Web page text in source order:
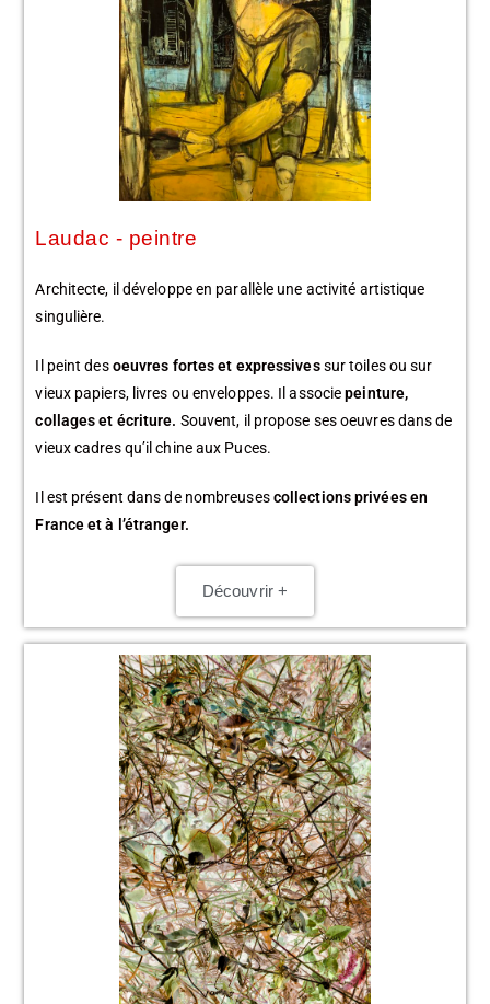
Laudac - peintre
Architecte, il développe en parallèle une activité artistique
singulière.
Il peint desoeuvres fortes et expressivessur toiles ou sur
vieux papiers, livres ou enveloppes. Il associepeinture,
collages et écriture. Souvent, il propose ses oeuvres dans de
vieux cadres qu’il chine aux Puces.
Il est présent dans de nombreusescollections privées en
France et à l’étranger.
Découvrir +